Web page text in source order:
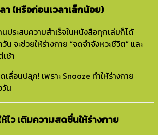
า (หรือก่อนเวลาเล็กน้อย)
ระสบความสำเร็จในหนังสือทุกเล่มก็ได้
น จะช่วยให้ร่างกาย “จดจำจังหวะชีวิต” และ
ช้า
เลื่อนปลุก! เพราะ Snooze ทำให้ร่างกาย
วัน
ไว เติมความสดชื่นให้ร่างกาย